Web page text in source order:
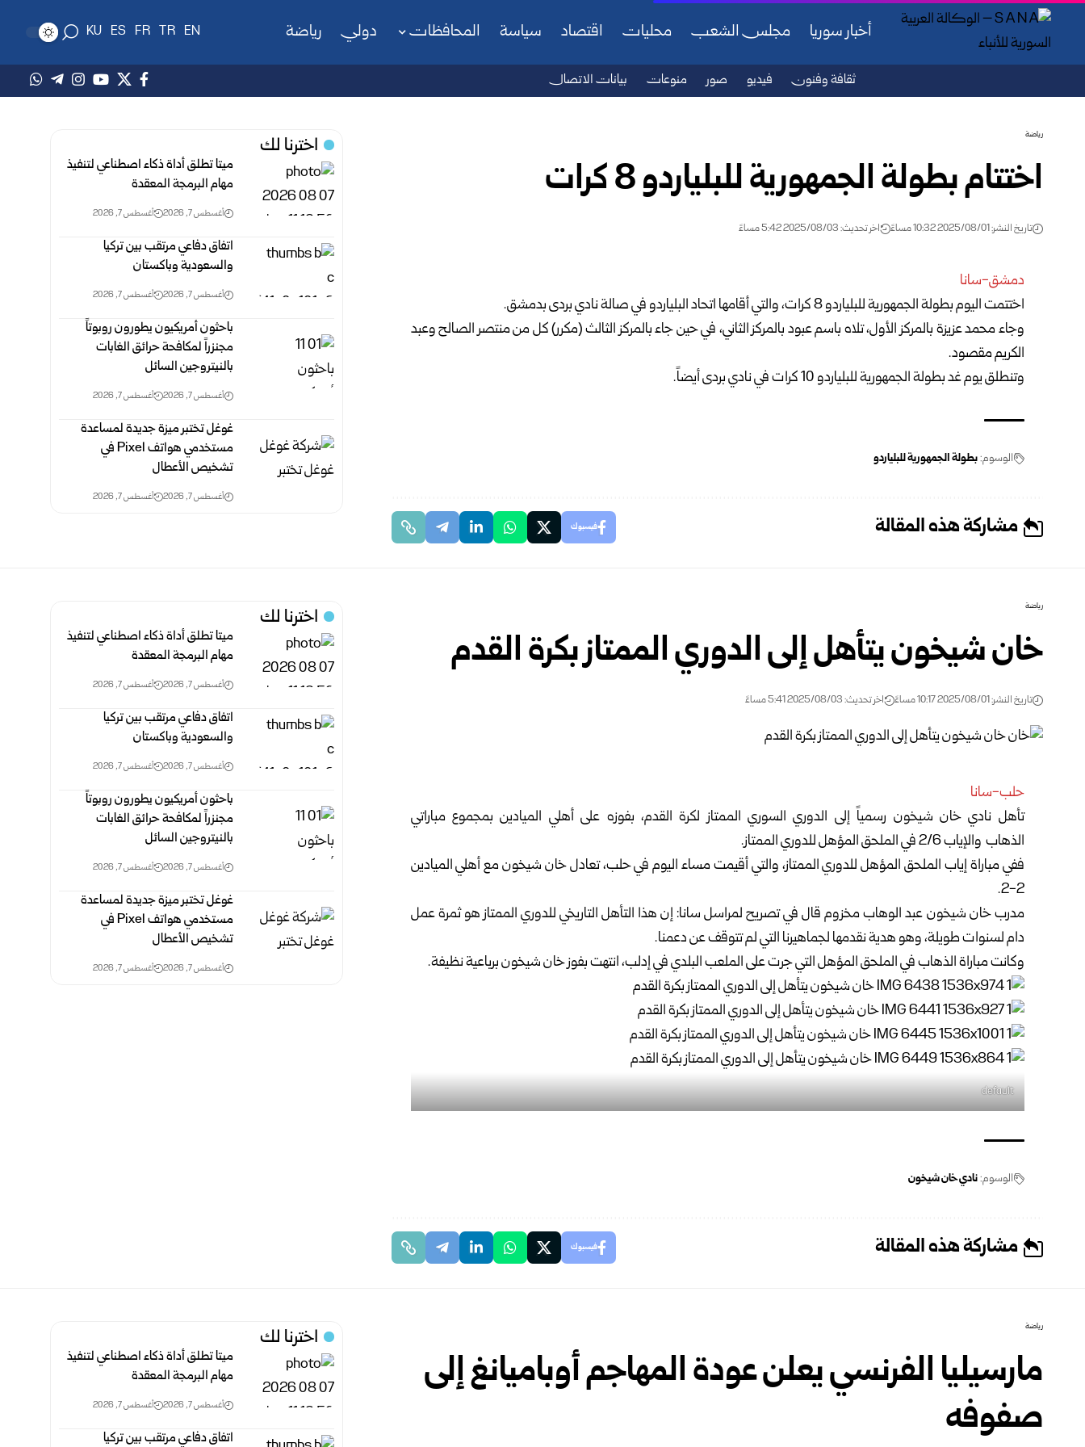
أخبار سوريا مجلس الشعب محليات اقتصاد سياسة المحافظات دولي رياضة EN
TR
FR
ES
KU
ثقافة وفنون فيديو صور منوعات بيانات الاتصال
رياضة
اختتام بطولة الجمهورية للبلياردو 8 كرات
تاريخ النشر: 2025/08/01 10:32 مساءً اخر تحديث: 2025/08/03 5:42 مساءً
دمشق-سانا
اختتمت اليوم بطولة الجمهورية للبلياردو 8 كرات، والتي أقامها اتحاد البلياردو في صالة نادي بردى بدمشق.
وجاء محمد عزيزة بالمركز الأول، تلاه باسم عبود بالمركز الثاني، في حين جاء بالمركز الثالث (مكرر) كل من منتصر الصالح وعبد
الكريم مقصود.
وتنطلق يوم غد بطولة الجمهورية للبلياردو 10 كرات في نادي بردى أيضاً.
الوسوم:بطولة الجمهورية للبلياردو
مشاركة هذه المقالة فيسبوك
اخترنا لك
ميتا تطلق أداة ذكاء اصطناعي لتنفيذ
مهام البرمجة المعقدة
أغسطس 7, 2026 أغسطس 7, 2026
اتفاق دفاعي مرتقب بين تركيا
والسعودية وباكستان
أغسطس 7, 2026 أغسطس 7, 2026
باحثون أمريكيون يطورون روبوتاً
مجنزراً لمكافحة حرائق الغابات
بالنيتروجين السائل
أغسطس 7, 2026 أغسطس 7, 2026
غوغل تختبر ميزة جديدة لمساعدة
مستخدمي هواتف Pixel في
تشخيص الأعطال
أغسطس 7, 2026 أغسطس 7, 2026
رياضة
خان شيخون يتأهل إلى الدوري الممتاز بكرة القدم
تاريخ النشر: 2025/08/01 10:17 مساءً اخر تحديث: 2025/08/03 5:41 مساءً
حلب-سانا
تأهل نادي خان شيخون رسمياً إلى الدوري السوري الممتاز لكرة القدم، بفوزه على أهلي الميادين بمجموع مباراتي
الذهاب والإياب 2/6 في الملحق المؤهل للدوري الممتاز.
ففي مباراة إياب الملحق المؤهل للدوري الممتاز، والتي أقيمت مساء اليوم في حلب، تعادل خان شيخون مع أهلي الميادين
2-2.
مدرب خان شيخون عبد الوهاب مخزوم قال في تصريح لمراسل سانا: إن هذا التأهل التاريخي للدوري الممتاز هو ثمرة عمل
دام لسنوات طويلة، وهو هدية نقدمها لجماهيرنا التي لم تتوقف عن دعمنا.
وكانت مباراة الذهاب في الملحق المؤهل التي جرت على الملعب البلدي في إدلب، انتهت بفوز خان شيخون برباعية نظيفة.
default
الوسوم:نادي خان شيخون
مشاركة هذه المقالة فيسبوك
اخترنا لك
ميتا تطلق أداة ذكاء اصطناعي لتنفيذ
مهام البرمجة المعقدة
أغسطس 7, 2026 أغسطس 7, 2026
اتفاق دفاعي مرتقب بين تركيا
والسعودية وباكستان
أغسطس 7, 2026 أغسطس 7, 2026
باحثون أمريكيون يطورون روبوتاً
مجنزراً لمكافحة حرائق الغابات
بالنيتروجين السائل
أغسطس 7, 2026 أغسطس 7, 2026
غوغل تختبر ميزة جديدة لمساعدة
مستخدمي هواتف Pixel في
تشخيص الأعطال
أغسطس 7, 2026 أغسطس 7, 2026
رياضة
مارسيليا الفرنسي يعلن عودة المهاجم أوباميانغ إلى
صفوفه
اخترنا لك
ميتا تطلق أداة ذكاء اصطناعي لتنفيذ
مهام البرمجة المعقدة
أغسطس 7, 2026 أغسطس 7, 2026
اتفاق دفاعي مرتقب بين تركيا